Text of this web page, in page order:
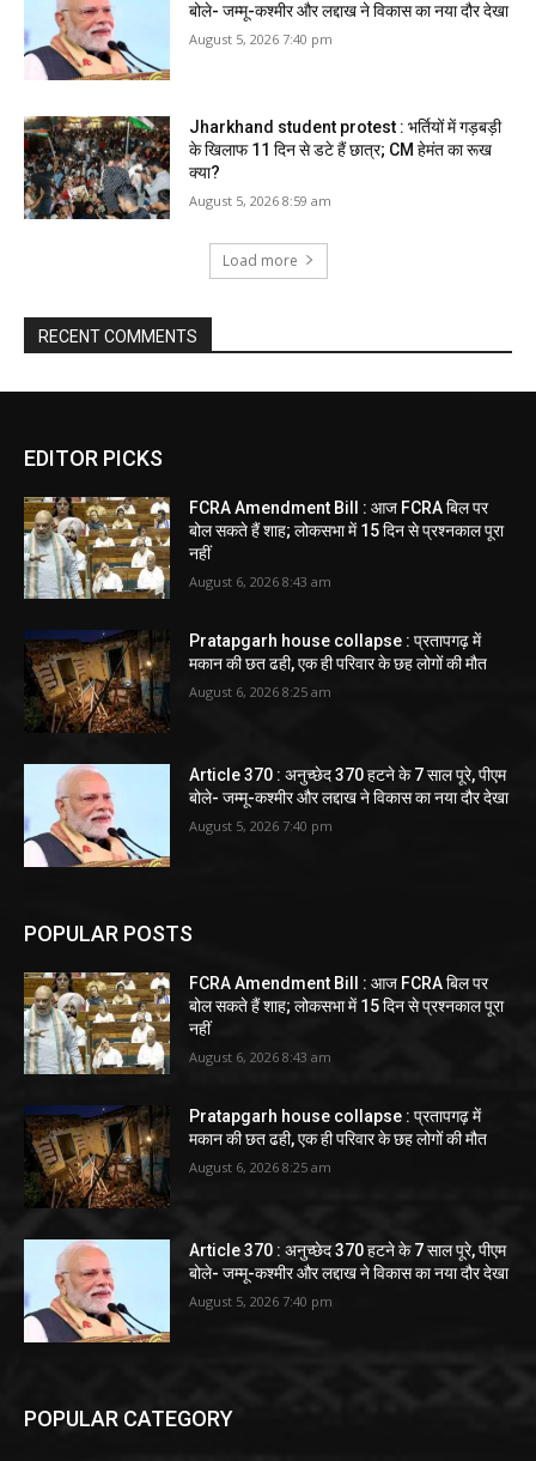
बोले- जम्मू-कश्मीर और लद्दाख ने विकास का नया दौर देखा
August 5, 2026 7:40 pm
Jharkhand student protest : भर्तियों में गड़बड़ी
के खिलाफ 11 दिन से डटे हैं छात्र; CM हेमंत का रूख
क्या?
August 5, 2026 8:59 am
Load more
RECENT COMMENTS
EDITOR PICKS
FCRA Amendment Bill : आज FCRA बिल पर
बोल सकते हैं शाह; लोकसभा में 15 दिन से प्रश्नकाल पूरा
नहीं
August 6, 2026 8:43 am
Pratapgarh house collapse : प्रतापगढ़ में
मकान की छत ढही, एक ही परिवार के छह लोगों की मौत
August 6, 2026 8:25 am
Article 370 : अनुच्छेद 370 हटने के 7 साल पूरे, पीएम
बोले- जम्मू-कश्मीर और लद्दाख ने विकास का नया दौर देखा
August 5, 2026 7:40 pm
POPULAR POSTS
FCRA Amendment Bill : आज FCRA बिल पर
बोल सकते हैं शाह; लोकसभा में 15 दिन से प्रश्नकाल पूरा
नहीं
August 6, 2026 8:43 am
Pratapgarh house collapse : प्रतापगढ़ में
मकान की छत ढही, एक ही परिवार के छह लोगों की मौत
August 6, 2026 8:25 am
Article 370 : अनुच्छेद 370 हटने के 7 साल पूरे, पीएम
बोले- जम्मू-कश्मीर और लद्दाख ने विकास का नया दौर देखा
August 5, 2026 7:40 pm
POPULAR CATEGORY